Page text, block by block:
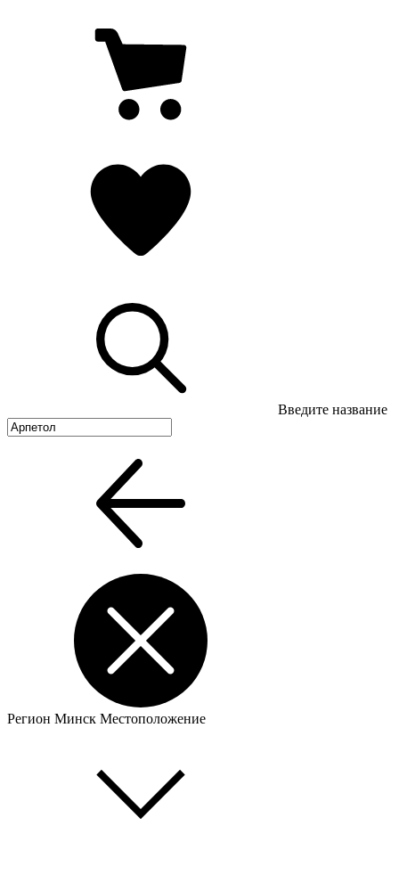
Введите название
Регион Минск Местоположение